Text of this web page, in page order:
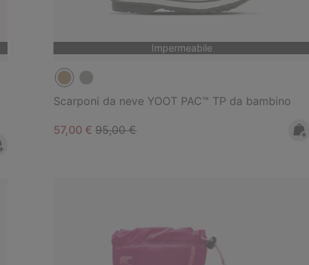
Impermeabile
Scarponi da neve YOOT PAC™ TP da bambino
Sale price:
57,00 €Regular price:
95,00 €